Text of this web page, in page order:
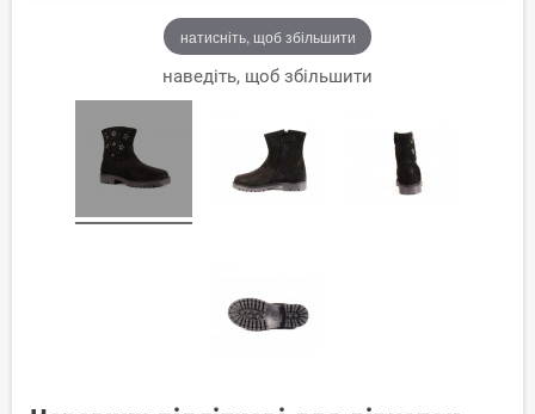
натисніть, щоб збільшити
наведіть, щоб збільшити